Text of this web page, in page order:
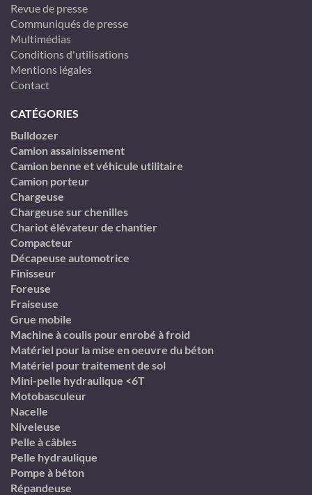
Revue de presse
Communiqués de presse
Multimédias
Conditions d'utilisations
Mentions légales
Contact
CATÉGORIES
Bulldozer
Camion assainissement
Camion benne et véhicule utilitaire
Camion porteur
Chargeuse
Chargeuse sur chenilles
Chariot élévateur de chantier
Compacteur
Décapeuse automotrice
Finisseur
Foreuse
Fraiseuse
Grue mobile
Machine à coulis pour enrobé à froid
Matériel pour la mise en oeuvre du béton
Matériel pour traitement de sol
Mini-pelle hydraulique <6T
Motobasculeur
Nacelle
Niveleuse
Pelle à câbles
Pelle hydraulique
Pompe à béton
Répandeuse